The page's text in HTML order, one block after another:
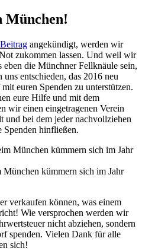
München!
angekündigt, werden wir
zukommen lassen. Und weil wir
die Münchner Fellknäule sein,
entschieden, das 2016 neu
euren Spenden zu unterstützen.
eure Hilfe und mit dem
wir einen eingetragenen Verein
und bei dem jeder nachvollziehen
Spenden hinfließen.
kümmern sich im Jahr
verkaufen können, was einem
Wie versprochen werden wir
nicht abziehen, sondern
spenden. Vielen Dank für alle
sich!